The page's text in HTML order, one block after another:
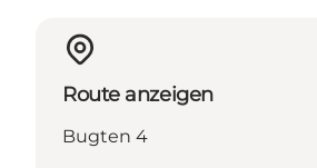
Route anzeigen
Bugten 4